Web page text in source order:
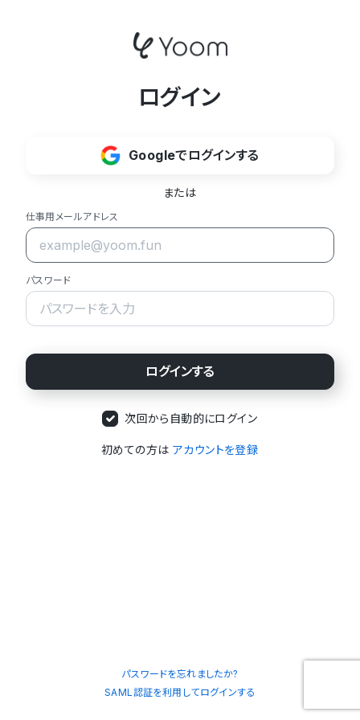
ログイン
Googleでログインする
または
仕事用メールアドレス
パスワード
次回から自動的にログイン
初めての方は アカウントを登録
パスワードを忘れましたか?
SAML認証を利用してログインする